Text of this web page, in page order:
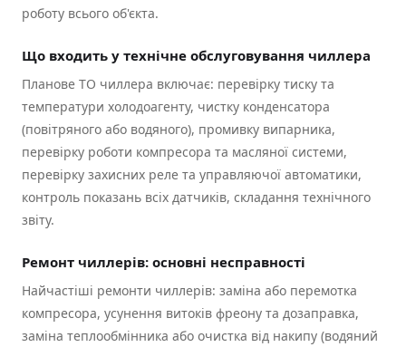
роботу всього об'єкта.
Що входить у технічне обслуговування чиллера
Планове ТО чиллера включає: перевірку тиску та
температури холодоагенту, чистку конденсатора
(повітряного або водяного), промивку випарника,
перевірку роботи компресора та масляної системи,
перевірку захисних реле та управляючої автоматики,
контроль показань всіх датчиків, складання технічного
звіту.
Ремонт чиллерів: основні несправності
Найчастіші ремонти чиллерів: заміна або перемотка
компресора, усунення витоків фреону та дозаправка,
заміна теплообмінника або очистка від накипу (водяний